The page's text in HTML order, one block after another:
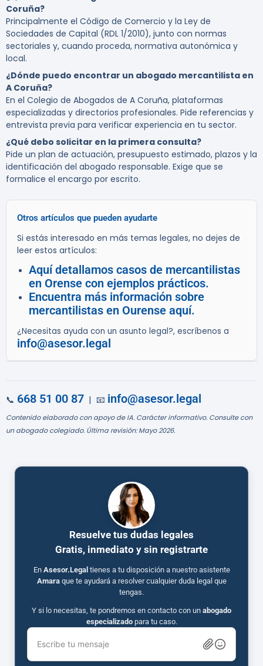
Coruña?
Principalmente el Código de Comercio y la Ley de
Sociedades de Capital (RDL 1/2010), junto con normas
sectoriales y, cuando proceda, normativa autonómica y
local.
¿Dónde puedo encontrar un abogado mercantilista en
A Coruña?
En el Colegio de Abogados de A Coruña, plataformas
especializadas y directorios profesionales. Pide referencias y
entrevista previa para verificar experiencia en tu sector.
¿Qué debo solicitar en la primera consulta?
Pide un plan de actuación, presupuesto estimado, plazos y la
identificación del abogado responsable. Exige que se
formalice el encargo por escrito.
Otros artículos que pueden ayudarte
Si estás interesado en más temas legales, no dejes de
leer estos artículos:
Aquí detallamos casos de mercantilistas
en Orense con ejemplos prácticos.
Encuentra más información sobre
mercantilistas en Ourense aquí.
¿Necesitas ayuda con un asunto legal?, escríbenos a
info@asesor.legal
📞 668 51 00 87 | 📧 info@asesor.legal
Contenido elaborado con apoyo de IA. Carácter informativo. Consulte con
un abogado colegiado. Última revisión: Mayo 2026.
Resuelve tus dudas legales
Gratis, inmediato y sin registrarte
En Asesor.Legal tienes a tu disposición a nuestro asistente
Amaraque te ayudará a resolver cualquier duda legal que
tengas.
Y si lo necesitas, te pondremos en contacto con un abogado
especializadopara tu caso.
Escribe tu mensaje